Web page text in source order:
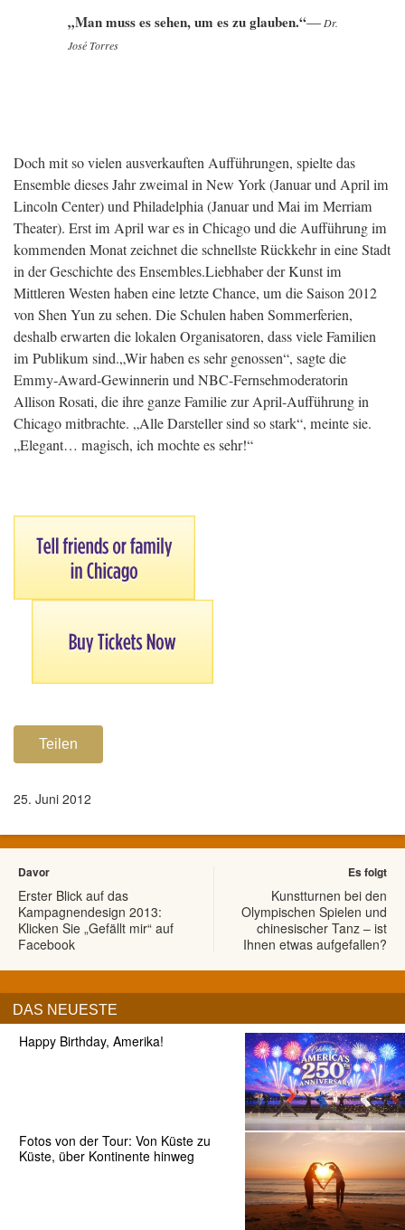
„Man muss es sehen, um es zu glauben.“—Dr.
José Torres
Doch mit so vielen ausverkauften Aufführungen, spielte das
Ensemble dieses Jahr zweimal in New York (Januar und April im
Lincoln Center) und Philadelphia (Januar und Mai im Merriam
Theater). Erst im April war es in Chicago und die Aufführung im
kommenden Monat zeichnet die schnellste Rückkehr in eine Stadt
in der Geschichte des Ensembles.Liebhaber der Kunst im
Mittleren Westen haben eine letzte Chance, um die Saison 2012
von Shen Yun zu sehen. Die Schulen haben Sommerferien,
deshalb erwarten die lokalen Organisatoren, dass viele Familien
im Publikum sind.„Wir haben es sehr genossen“, sagte die
Emmy-Award-Gewinnerin und NBC-Fernsehmoderatorin
Allison Rosati, die ihre ganze Familie zur April-Aufführung in
Chicago mitbrachte. „Alle Darsteller sind so stark“, meinte sie.
„Elegant… magisch, ich mochte es sehr!“
Teilen
25. Juni 2012
Davor
Erster Blick auf das
Kampagnendesign 2013:
Klicken Sie „Gefällt mir“ auf
Facebook
Es folgt
Kunstturnen bei den
Olympischen Spielen und
chinesischer Tanz – ist
Ihnen etwas aufgefallen?
DAS NEUESTE
Happy Birthday, Amerika!
Fotos von der Tour: Von Küste zu
Küste, über Kontinente hinweg